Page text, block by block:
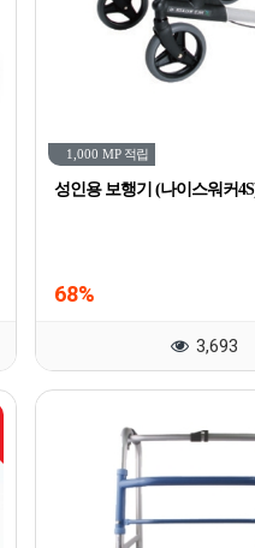
1,000 MP 적립
성인용 보행기 (나이스워커
68%
3,693